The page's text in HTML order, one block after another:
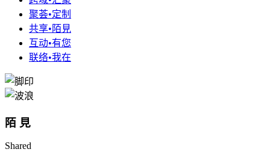
聚荟•定制
共享•陌見
互动•有您
联络•我在
陌 見
Shared